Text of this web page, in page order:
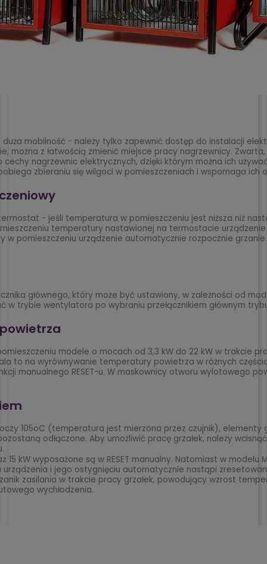
mobilność - należy tylko zapewnić dostęp do instalacji
można z łatwością zmienić miejsce pracy nagrzewnicy.
nagrzewnic elektrycznych, dzięki którym można ich
zbieraniu się wilgoci w pomieszczeniach i wspomaga ich
- jeśli temperatura w pomieszczeniu jest niższa niż
temperatury nastawionej na termostacie
pomieszczeniu urządzenie automatycznie rozpocznie
głównego, który może być ustawiony, w zależności od
w trybie wentylatora po wybraniu przełącznikiem głównym
modele o mocach od 3,3 kW do 22 kW w trakcie
to na wyrównywanie temperatury powietrza w różnych
manualnego RESET-u. W maskownicy otworu wylotowego
105oC (temperatura jest mierzona przez czujnik), elementy
odłączone. Aby umożliwić pracę grzałek, należy
15 kW wyposażone są w RESET manualny. Natomiast w
urządzenia i jego ostygnięciu automatycznie nastąpi
zasilania w trakcie pracy grzałek, powodujący wzrost
wychłodzenia.